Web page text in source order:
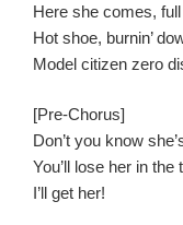
Here she comes,
Hot shoe, burnin’
Model citizen zero
[Pre-Chorus]
Don’t you know
You’ll lose her in the
I’ll get her!